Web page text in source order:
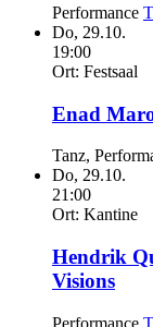
Performance
Do, 29.10.
19:00
Ort: Festsaal
Enad
Tanz,
Do, 29.10.
21:00
Ort: Kantine
Hendrik
Visions
Performance